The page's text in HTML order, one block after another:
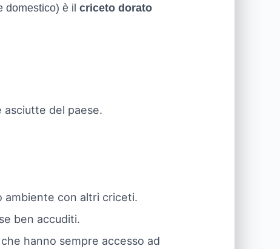
è il criceto dorato
asciutte del paese.
ambiente con altri criceti.
ben accuditi.
hanno sempre accesso ad